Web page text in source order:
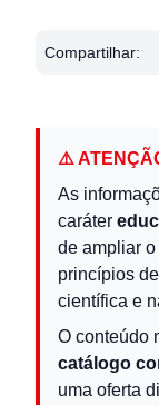
Compartilhar:
⚠️
As
caráter
de ampliar
princípios
científica e
O conteúdo
catálogo
uma oferta